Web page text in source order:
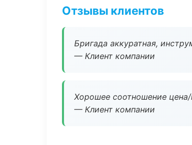
Отзывы клиентов
Бригада аккуратная,
— Клиент компании
Хорошее соотношение
— Клиент компании